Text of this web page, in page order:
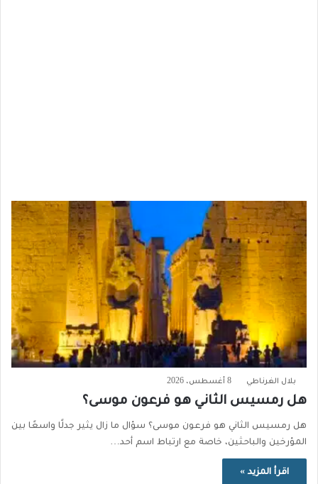
بلال الغرناطي 8 أغسطس، 2026
هل رمسيس الثاني هو فرعون موسى؟
هل رمسيس الثاني هو فرعون موسى؟ سؤال ما زال يثير جدلًا واسعًا بين
المؤرخين والباحثين، خاصة مع ارتباط اسم أحد…
اقرأ المزيد »